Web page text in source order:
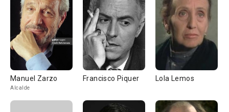
Manuel Zarzo
Alcalde
Francisco Piquer Lola Lemos